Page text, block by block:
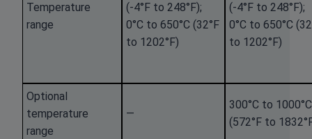
Temperature
range
(-4°F to 248°F);
0°C to 650°C (32°F
to 1202°F)
(-4°F to 248°F);
0°C to 650°C
to 1202°F)
Optional
temperature
range
—
300°C to 1000°C
(572°F to